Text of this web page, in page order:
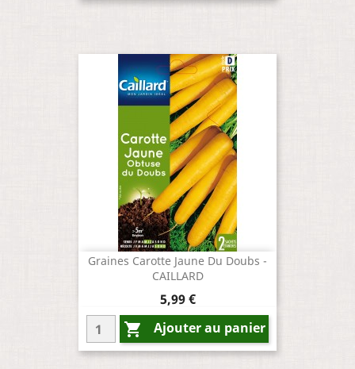
Graines Carotte Jaune Du Doubs -
CAILLARD
Prix
5,99 €
 Ajouter au panier